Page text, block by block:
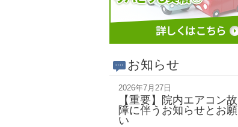
お知らせ
2026年7月27日
【重要】院内エアコン故
障に伴うお知らせとお願
い